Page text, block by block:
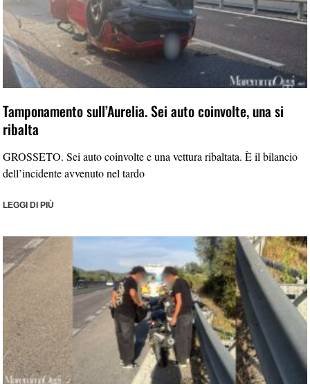
Tamponamento sull’Aurelia. Sei auto coinvolte, una si
ribalta
GROSSETO. Sei auto coinvolte e una vettura ribaltata. È il bilancio
dell’incidente avvenuto nel tardo
LEGGI DI PIÙ